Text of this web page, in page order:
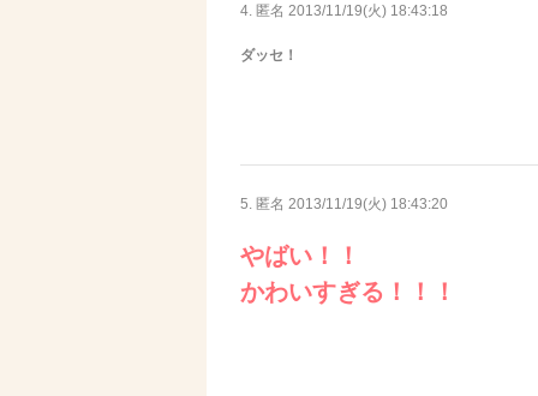
4. 匿名 2013/11/19(火) 18:43:18
ダッセ！
5. 匿名 2013/11/19(火) 18:43:20
やばい！！
かわいすぎる！！！